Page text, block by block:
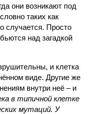
они возникают под
таких как
случается. Просто
над загадкой
и клетка
виде. Другие же
внутри неё – и
в типичной клетке
мутаций. У